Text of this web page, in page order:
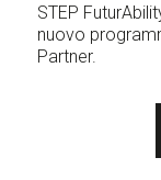
STEP
nuovo
Partner.